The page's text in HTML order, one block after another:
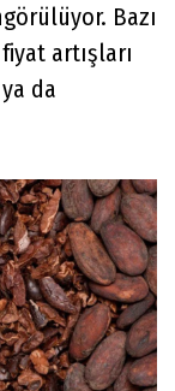
Bazı
artışları
da